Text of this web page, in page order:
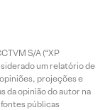
S/A (“XP
um relatório de
projeções e
da opinião do autor na
públicas